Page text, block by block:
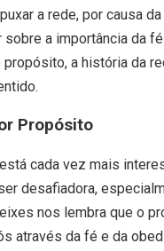
a rede, por causa
sobre a importância da
a história da
Propósito
cada vez mais
desafiadora,
nos lembra que o
através da fé e da